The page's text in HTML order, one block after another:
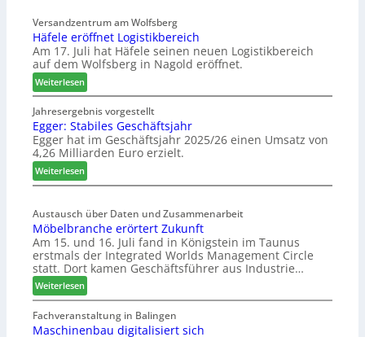
Versandzentrum am Wolfsberg
Häfele eröffnet Logistikbereich
Am 17. Juli hat Häfele seinen neuen Logistikbereich
auf dem Wolfsberg in Nagold eröffnet.
Weiterlesen:
H
ä
f
e
l
e
ö
f
f
n
e
t
L
o
g
Jahresergebnis vorgestellt
Egger: Stabiles Geschäftsjahr
Egger hat im Geschäftsjahr 2025/26 einen Umsatz von
4,26 Milliarden Euro erzielt.
Weiterlesen:
E
g
e
r
:
S
t
a
b
i
Austausch über Daten und Zusammenarbeit
Möbelbranche erörtert Zukunft
Am 15. und 16. Juli fand in Königstein im Taunus
erstmals der Integrated Worlds Management Circle
statt. Dort kamen Geschäftsführer aus Industrie…
Weiterlesen:
M
ö
b
Fachveranstaltung in Balingen
Maschinenbau digitalisiert sich